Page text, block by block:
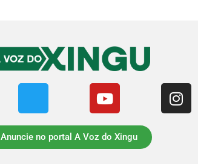
Anuncie no portal A Voz do Xingu